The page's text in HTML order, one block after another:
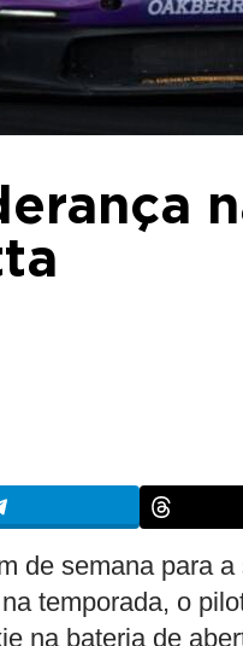
de semana para a
temporada, o
na bateria de